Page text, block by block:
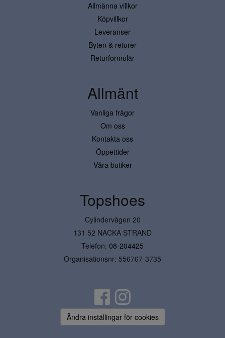
Allmänna villkor
Köpvillkor
Leveranser
Byten & returer
Returformulär
Allmänt
Vanliga frågor
Om oss
Kontakta oss
Öppettider
Våra butiker
Topshoes
Cylindervägen 20
131 52 NACKA STRAND
Telefon: 08-204425
Organisationsnr: 556767-3735
Ändra inställingar för cookies